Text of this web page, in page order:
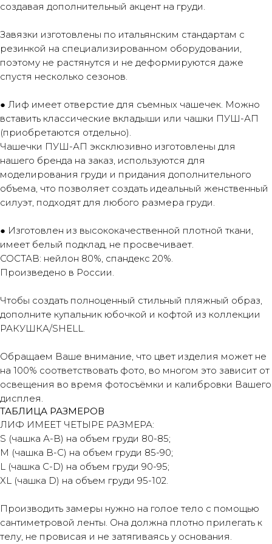
создавая дополнительный акцент на груди.
Завязки изготовлены по итальянским стандартам с
резинкой на специализированном оборудовании,
поэтому не растянутся и не деформируются даже
спустя несколько сезонов.
● Лиф имеет отверстие для съемных чашечек. Можно
вставить классические вкладыши или чашки ПУШ-АП
(приобретаются отдельно).
Чашечки ПУШ-АП эксклюзивно изготовлены для
нашего бренда на заказ, используются для
моделирования груди и придания дополнительного
объема, что позволяет создать идеальный женственный
силуэт, подходят для любого размера груди.
● Изготовлен из высококачественной плотной ткани,
имеет белый подклад, не просвечивает.
СОСТАВ: нейлон 80%, спандекс 20%.
Произведено в России.
Чтобы создать полноценный стильный пляжный образ,
дополните купальник юбочкой и кофтой из коллекции
РАКУШКА/SHELL.
Обращаем Ваше внимание, что цвет изделия может не
на 100% соответствовать фото, во многом это зависит от
освещения во время фотосъёмки и калибровки Вашего
дисплея.
ТАБЛИЦА РАЗМЕРОВ
ЛИФ ИМЕЕТ ЧЕТЫРЕ РАЗМЕРА:
S (чашка А-В) на объем груди 80-85;
М (чашка В-С) на объем груди 85-90;
L (чашка C-D) на объем груди 90-95;
XL (чашка D) на объем груди 95-102.
Производить замеры нужно на голое тело с помощью
сантиметровой ленты. Она должна плотно прилегать к
телу, не провисая и не затягиваясь у основания.